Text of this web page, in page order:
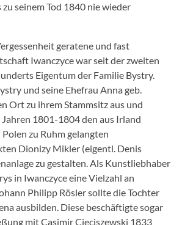
seinem Tod 1840 nie wieder
geratene und fast
Iwanczyce war seit der zweiten
Eigentum der Familie Bystry.
und seine Ehefrau Anna geb.
Ort zu ihrem Stammsitz aus und
1801-1804 den aus Irland
zu Ruhm gelangten
Dionizy Mikler (eigentl. Denis
zu gestalten. Als Kunstliebhaber
in Iwanczyce eine Vielzahl an
Philipp Rösler sollte die Tochter
ausbilden. Diese beschäftigte sogar
mit Casimir Cieciszewski 1833